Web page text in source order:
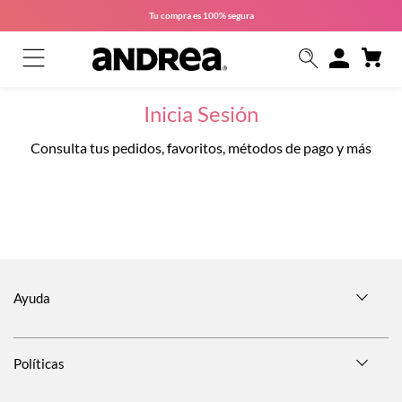
Tu compra es 100% segura
Inicia Sesión
Consulta tus pedidos, favoritos, métodos de pago y más
Ayuda
Políticas